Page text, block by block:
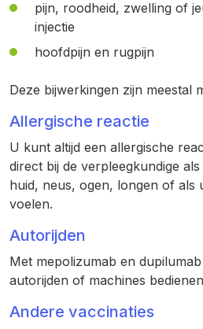
pijn, roodheid, zwelling of
injectie
hoofdpijn en rugpijn
Deze bijwerkingen zijn meestal
Allergische reactie
U kunt altijd een allergische
direct bij de verpleegkundige
huid, neus, ogen, longen of als
voelen.
Autorijden
Met mepolizumab en
autorijden of machines
Andere vaccinaties